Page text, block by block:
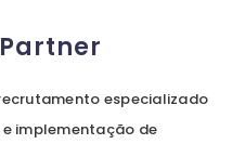
especializado
implementação de